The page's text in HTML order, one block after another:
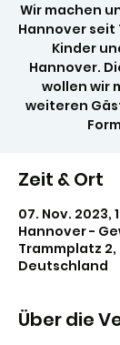
Wir machen
Hannover seit
Kinder
Hannover.
wollen wir
weiteren
Zeit & Ort
07. Nov. 2023,
Hannover -
Trammplatz 2,
Deutschland
Über die